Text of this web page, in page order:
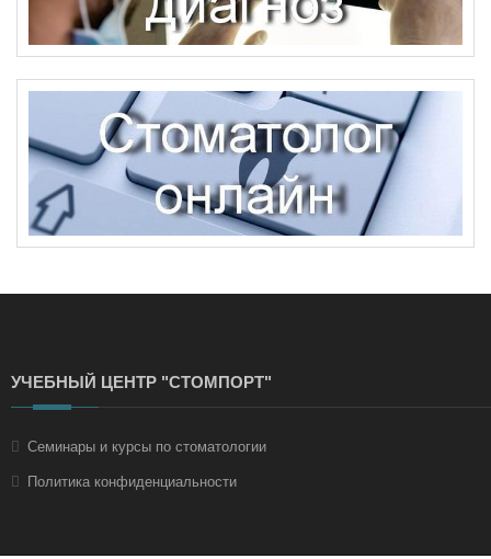
УЧЕБНЫЙ ЦЕНТР "СТОМПОРТ"
Семинары и курсы по стоматологии
Политика конфиденциальности